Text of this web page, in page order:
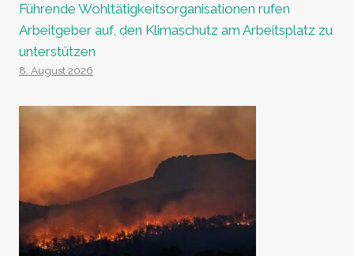
Führende Wohltätigkeitsorganisationen rufen
Arbeitgeber auf, den Klimaschutz am Arbeitsplatz zu
unterstützen
8. August 2026